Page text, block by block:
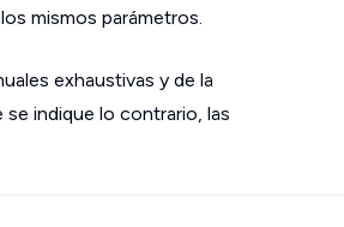
mismos parámetros.
exhaustivas y de la
indique lo contrario, las